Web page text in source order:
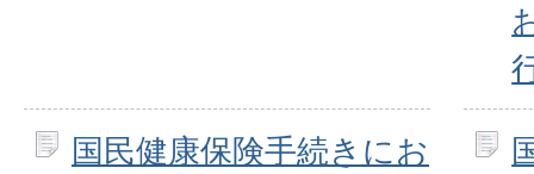
国民健康保険手続きにお